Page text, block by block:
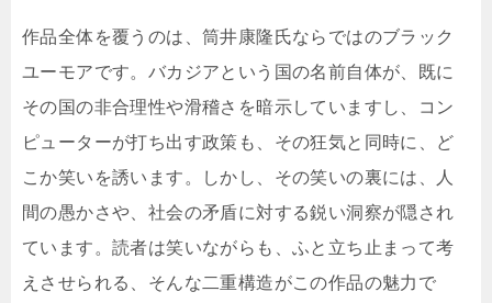
作品全体を覆うのは、筒井康隆氏ならではのブラック
ユーモアです。バカジアという国の名前自体が、既に
その国の非合理性や滑稽さを暗示していますし、コン
ピューターが打ち出す政策も、その狂気と同時に、ど
こか笑いを誘います。しかし、その笑いの裏には、人
間の愚かさや、社会の矛盾に対する鋭い洞察が隠され
ています。読者は笑いながらも、ふと立ち止まって考
えさせられる、そんな二重構造がこの作品の魅力で